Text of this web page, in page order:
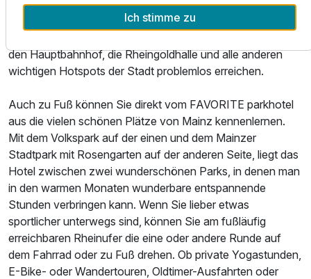
die Nachbarstädte Wiesbaden und Frankfurt erreichen Sie
vom Hotel aus einfach und schnell. Durch die direkte
den Hauptbahnhof, die Rheingoldhalle und alle anderen
wichtigen Hotspots der Stadt problemlos erreichen.
Auch zu Fuß können Sie direkt vom FAVORITE parkhotel
aus die vielen schönen Plätze von Mainz kennenlernen.
Mit dem Volkspark auf der einen und dem Mainzer
Stadtpark mit Rosengarten auf der anderen Seite, liegt das
Hotel zwischen zwei wunderschönen Parks, in denen man
in den warmen Monaten wunderbare entspannende
Stunden verbringen kann. Wenn Sie lieber etwas
sportlicher unterwegs sind, können Sie am fußläufig
erreichbaren Rheinufer die eine oder andere Runde auf
dem Fahrrad oder zu Fuß drehen. Ob private Yogastunden,
E-Bike- oder Wandertouren, Oldtimer-Ausfahrten oder
Ich stimme zu